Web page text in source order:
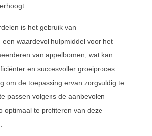
is het gebruik van
een waardevol hulpmiddel voor het
van appelbomen, wat kan
en succesvoller groeiproces.
om de toepassing ervan zorgvuldig te
passen volgens de aanbevolen
optimaal te profiteren van deze